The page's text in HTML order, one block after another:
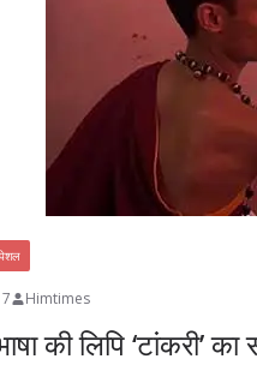
Himtimes
की लिपि ‘टांकरी’